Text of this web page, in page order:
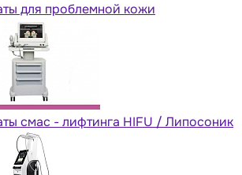
для проблемной кожи
cмас - лифтинга HIFU / Липосоник